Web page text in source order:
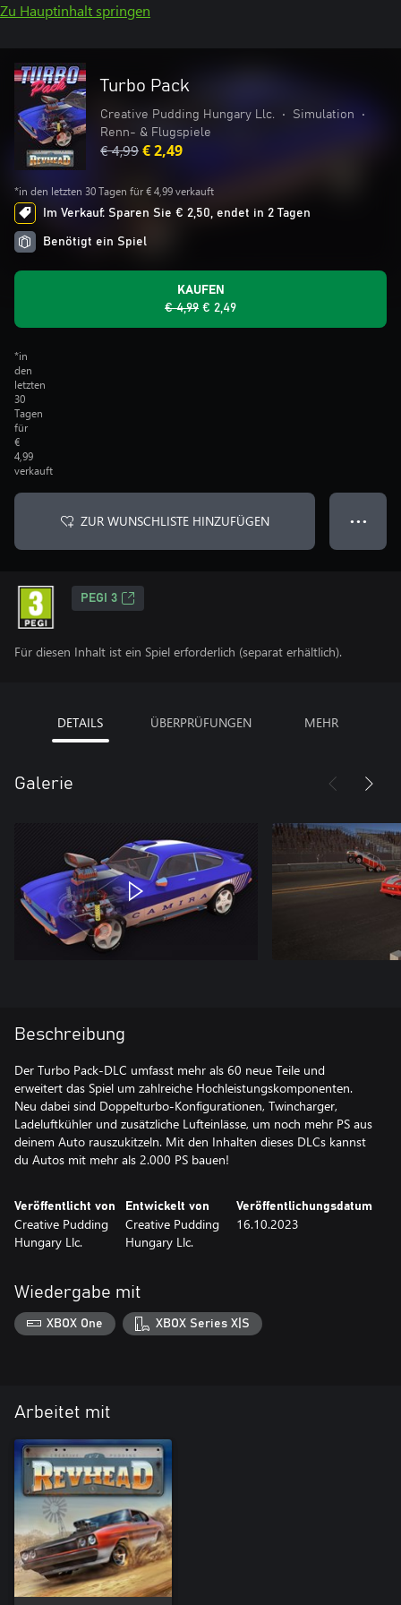
Zu Hauptinhalt springen
Turbo Pack
Creative Pudding Hungary Llc. • Simulation
•
Renn- & Flugspiele
€ 4,99€ 2,49
*in den letzten 30 Tagen für € 4,99 verkauft
Im Verkauf: Sparen Sie € 2,50, endet in 2 Tagen
Benötigt ein Spiel
KAUFEN
€ 4,99 € 2,49
*in
den
letzten
30
Tagen
für
€
4,99
verkauft
ZUR WUNSCHLISTE HINZUFÜGEN ● ● ●
PEGI 3
Für diesen Inhalt ist ein Spiel erforderlich (separat erhältlich).
DETAILS ÜBERPRÜFUNGEN MEHR
Galerie
Beschreibung
Der Turbo Pack-DLC umfasst mehr als 60 neue Teile und
erweitert das Spiel um zahlreiche Hochleistungskomponenten.
Neu dabei sind Doppelturbo-Konfigurationen, Twincharger,
Ladeluftkühler und zusätzliche Lufteinlässe, um noch mehr PS aus
deinem Auto rauszukitzeln. Mit den Inhalten dieses DLCs kannst
du Autos mit mehr als 2.000 PS bauen!
Veröffentlicht von
Creative Pudding
Hungary Llc.
Entwickelt von
Creative Pudding
Hungary Llc.
Veröffentlichungsdatum
16.10.2023
Wiedergabe mit
XBOX One XBOX Series X|S
Arbeitet mit